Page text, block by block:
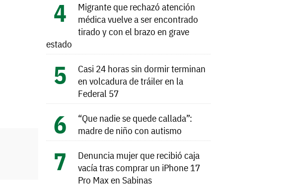
Migrante que rechazó atención
médica vuelve a ser encontrado
tirado y con el brazo en grave
estado
Casi 24 horas sin dormir terminan
en volcadura de tráiler en la
Federal 57
“Que nadie se quede callada”:
madre de niño con autismo
Denuncia mujer que recibió caja
vacía tras comprar un iPhone 17
Pro Max en Sabinas